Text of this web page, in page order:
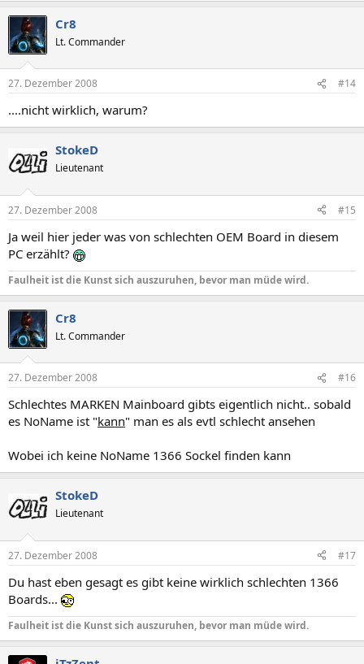
Cr8
Lt. Commander
27. Dezember 2008 #14
....nicht wirklich, warum?
StokeD
Lieutenant
27. Dezember 2008 #15
Ja weil hier jeder was von schlechten OEM Board in diesem
PC erzählt?
Faulheit ist die Kunst sich auszuruhen, bevor man müde wird.
Cr8
Lt. Commander
27. Dezember 2008 #16
Schlechtes MARKEN Mainboard gibts eigentlich nicht.. sobald
es NoName ist "kann" man es als evtl schlecht ansehen
Wobei ich keine NoName 1366 Sockel finden kann
StokeD
Lieutenant
27. Dezember 2008 #17
Du hast eben gesagt es gibt keine wirklich schlechten 1366
Boards...
Faulheit ist die Kunst sich auszuruhen, bevor man müde wird.